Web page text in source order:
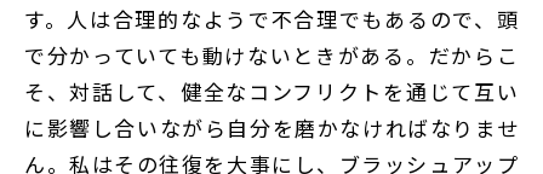
す。人は合理的なようで不合理でもあるので、頭
で分かっていても動けないときがある。だからこ
そ、対話して、健全なコンフリクトを通じて互い
に影響し合いながら自分を磨かなければなりませ
ん。私はその往復を大事にし、ブラッシュアップ